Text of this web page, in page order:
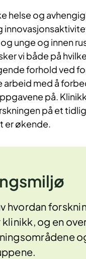
helse og
unge og innen
vi både på
forhold ved
med å
på.
på et
er økende.
hvordan
og en